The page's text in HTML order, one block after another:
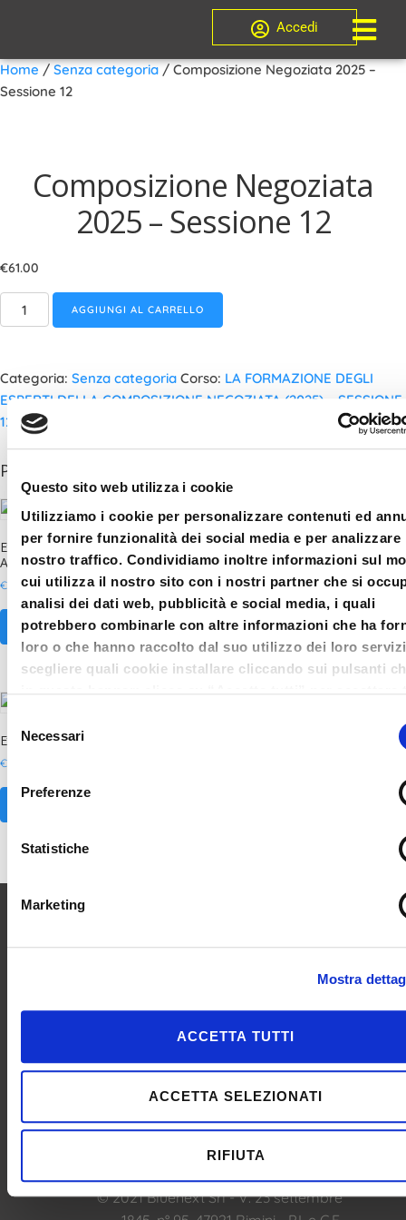
Questo sito web utilizza i cookie
Utilizziamo i cookie per personalizzare contenuti ed
per fornire funzionalità dei social media e per analizzare
nostro traffico. Condividiamo inoltre informazioni sul
cui utilizza il nostro sito con i nostri partner che si
analisi dei dati web, pubblicità e social media, i quali
potrebbero combinarle con altre informazioni che ha
loro o che hanno raccolto dal suo utilizzo dei loro
scegliere quali cookie installare cliccando sui pulsanti
i cookie che hai deciso di voler installare. Clicca su
informazioni in merito ai cookie presenti su questo sito.
del
consenso
Necessari
Preferenze
Statistiche
Marketing
Mostra
ACCETTA TUTTI
ACCETTA SELEZIONATI
RIFIUTA
Accedi
Home/Senza categoria/ Composizione Negoziata 2025 –
Sessione 12
Composizione Negoziata
2025 – Sessione 12
€61.00
AGGIUNGI AL CARRELLO
Categoria: Senza categoria Corso: LA FORMAZIONE DEGLI
ESPERTI DELLA COMPOSIZIONE NEGOZIATA (2025) – SESSIONE
12
Prodotti correlati
Ex356-2025 sessione 11 marzo –
Aggiornamento
€ 61.00
AGGIUNGI AL CARRELLO
Abbonamento Ex356-2025 completo
Under 35_associati_DdC Mantova
€ 305.00
AGGIUNGI AL CARRELLO
Ex356-2025 sessione 3 febbraio
€
© 2021 Bluenext Srl - V. 23 settembre